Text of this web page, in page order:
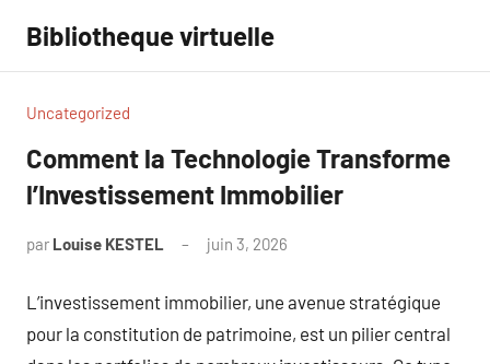
contenu
Bibliotheque virtuelle
Uncategorized
Comment la Technologie Transforme
l’Investissement Immobilier
par Louise KESTEL juin 3, 2026
L’investissement immobilier, une avenue stratégique
pour la constitution de patrimoine, est un pilier central